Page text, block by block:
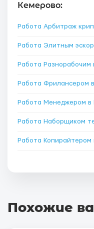
Кемерово:
Работа Арбитраж
Работа Элитным
Работа Разнорабочим
Работа Фрилансером
Работа Менеджером в
Работа Наборщиком
Работа Копирайтером
Похожие